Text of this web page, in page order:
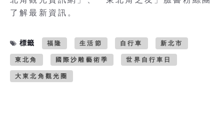
了解最新資訊。
標籤 福隆 生活節 自行車 新北市
東北角 國際沙雕藝術季 世界自行車日
大東北角觀光圈